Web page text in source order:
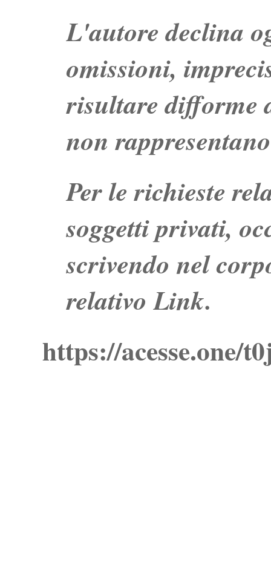
L'autore declina
omissioni,
risultare difforme
non
Per le richieste
soggetti privati,
scrivendo nel
relativo Link.
https://acesse.one/